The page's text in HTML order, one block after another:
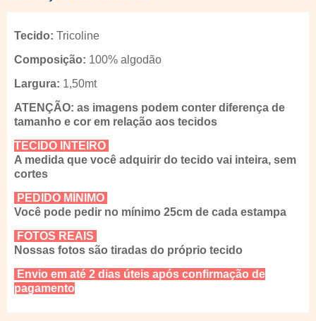
Tecido: Tricoline
Composição: 100% algodão
Largura: 1,50mt
ATENÇÃO: as imagens podem conter diferença de
tamanho e cor em relação aos tecidos
TECIDO INTEIRO
A medida que você adquirir do tecido vai inteira, sem
cortes
PEDIDO MÍNIMO
Você pode pedir no mínimo 25cm de cada estampa
FOTOS REAIS
Nossas fotos são tiradas do próprio tecido
Envio em até 2 dias úteis após confirmação de
pagamento